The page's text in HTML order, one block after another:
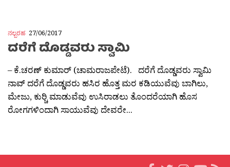
ನಲ್ಬರಹ 27/06/2017
ದರೆಗೆ ದೊಡ್ಡವರು ಸ್ವಾಮಿ
– ಕೆ.ಚರಣ್ ಕುಮಾರ್ (ಚಾಮರಾಜಪೇಟೆ). ದರೆಗೆ ದೊಡ್ಡವರು ಸ್ವಾಮಿ
ನಾವ್ ದರೆಗೆ ದೊಡ್ಡವರು ಹಸಿರ ಹೊತ್ತ ಮರ ಕಡಿಯುವೆವು ಬಾಗಿಲು,
ಮೇಜು, ಕುರ‍್ಚಿ ಮಾಡುವೆವು ಉಸಿರಾಡಲು ತೊಂದರೆಯಾಗಿ ಹೊಸ
ರೋಗಗಳಿಂದಾಗಿ ಸಾಯುವೆವು ದೇವರೇ...